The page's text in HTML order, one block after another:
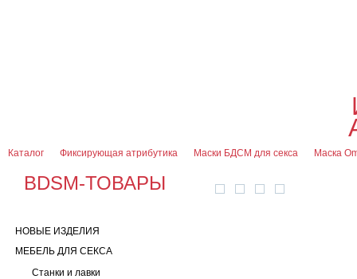
Каталог Фиксирующая атрибутика Маски БДСМ для секса Маска
BDSM-ТОВАРЫ
НОВЫЕ ИЗДЕЛИЯ
МЕБЕЛЬ ДЛЯ СЕКСА
Станки и лавки